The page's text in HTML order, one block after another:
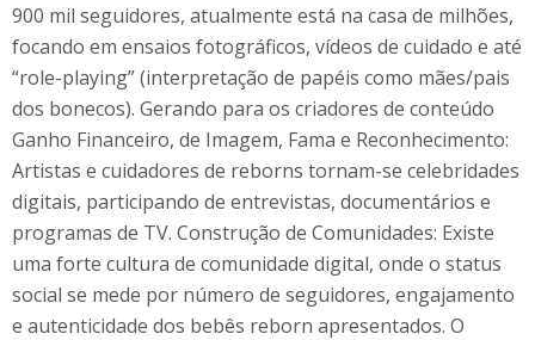
900 mil seguidores, atualmente está na casa de milhões,
focando em ensaios fotográficos, vídeos de cuidado e até
“role-playing” (interpretação de papéis como mães/pais
dos bonecos). Gerando para os criadores de conteúdo
Ganho Financeiro, de Imagem, Fama e Reconhecimento:
Artistas e cuidadores de reborns tornam-se celebridades
digitais, participando de entrevistas, documentários e
programas de TV. Construção de Comunidades: Existe
uma forte cultura de comunidade digital, onde o status
social se mede por número de seguidores, engajamento
e autenticidade dos bebês reborn apresentados. O